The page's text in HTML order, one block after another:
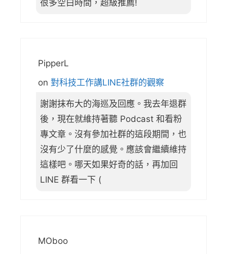
很多空白時間，超級推薦!
PipperL
on 對科技工作講LINE社群的觀察
謝謝抹布大的海巡及回應。我去年退群
後，現在就維持著聽 Podcast 和看粉
專文章。沒有參加社群的這段期間，也
沒有少了什麼的感覺。應該會繼續維持
這樣吧。哪天如果好奇的話，再加回
LINE 群看一下 (
MOboo